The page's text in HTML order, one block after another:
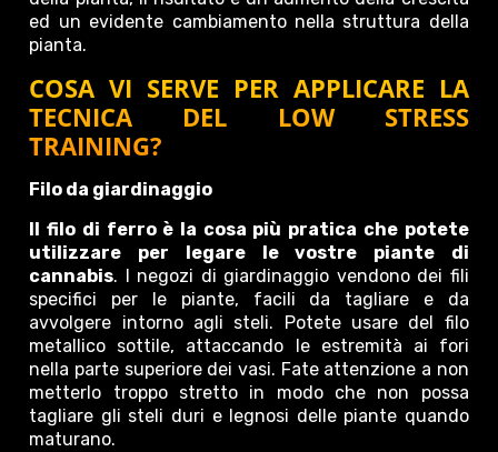
ed un evidente cambiamento nella struttura della
pianta.
COSA VI SERVE PER APPLICARE LA
TECNICA DEL LOW STRESS
TRAINING?
Filo da giardinaggio
Il filo di ferro è la cosa più pratica che potete
utilizzare per legare le vostre piante di
cannabis. I negozi di giardinaggio vendono dei fili
specifici per le piante, facili da tagliare e da
avvolgere intorno agli steli. Potete usare del filo
metallico sottile, attaccando le estremità ai fori
nella parte superiore dei vasi. Fate attenzione a non
metterlo troppo stretto in modo che non possa
tagliare gli steli duri e legnosi delle piante quando
maturano.